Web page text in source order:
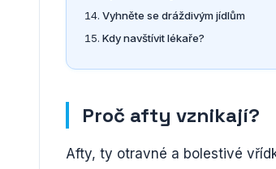
Vyhněte se dráždivým jídlům
Kdy navštívit lékaře?
Proč afty vznikají?
Afty, ty otravné a bolestivé